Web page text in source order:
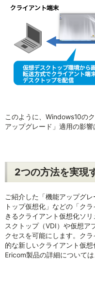
このように、Windows10の
アップグレード」適用の影
2つの方法を実現
ご紹介した「機能アップグ
トップ仮想化」などの「ク
きるクライアント仮想化ソ
スクトップ（VDI）や仮想ア
クセスを可能にします。ク
的な新しいクライアント仮想
Ericom製品の詳細について